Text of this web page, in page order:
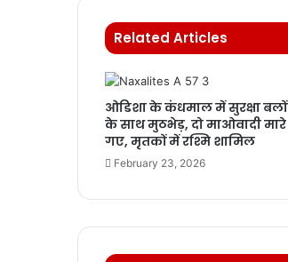
Related Articles
ओडिशा के कंधमाल में सुरक्षा बलों
के साथ मुठभेड़, दो माओवादी मारे
गए, मृतकों में रश्मि शामिल
February 23, 2026